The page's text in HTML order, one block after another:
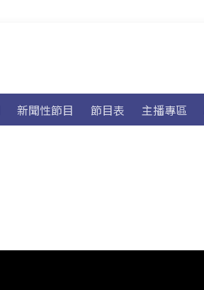
新聞性節目 節目表 主播專區